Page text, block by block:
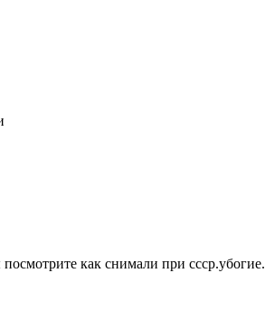
как снимали при ссср.убогие.